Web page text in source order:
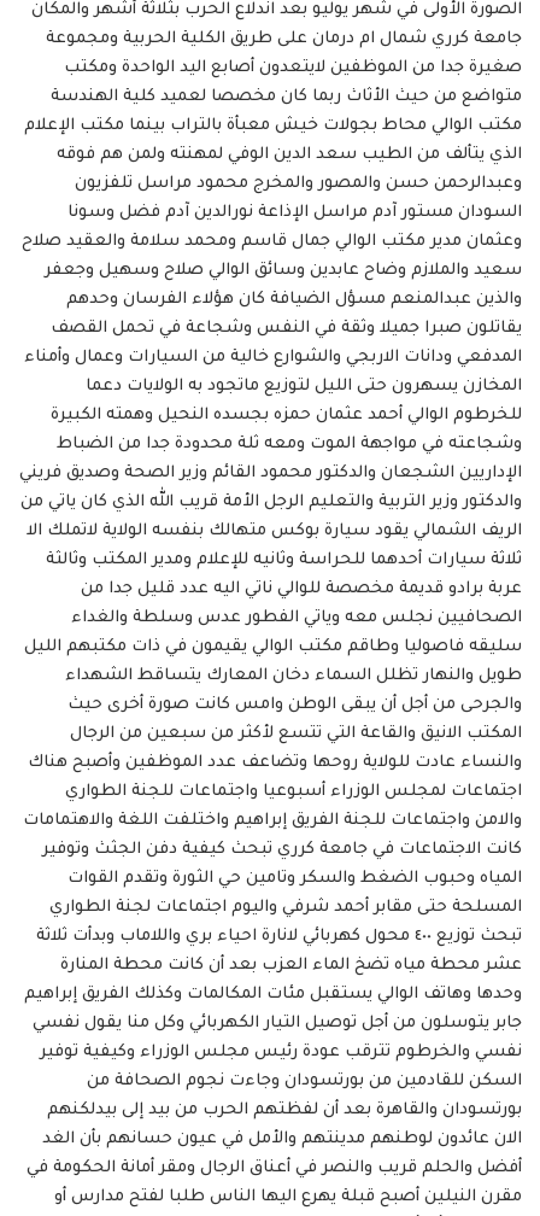
الصورة الأولى في شهر يوليو بعد اندلاع الحرب بثلاثة أشهر والمكان
جامعة كرري شمال ام درمان على طريق الكلية الحربية ومجموعة
صغيرة جدا من الموظفين لايتعدون أصابع اليد الواحدة ومكتب
متواضع من حيث الأثاث ربما كان مخصصا لعميد كلية الهندسة
مكتب الوالي محاط بجولات خيش معبأة بالتراب بينما مكتب الإعلام
الذي يتألف من الطيب سعد الدين الوفي لمهنته ولمن هم فوقه
وعبدالرحمن حسن والمصور والمخرج محمود مراسل تلفزيون
السودان مستور آدم مراسل الإذاعة نورالدين آدم فضل وسونا
وعثمان مدير مكتب الوالي جمال قاسم ومحمد سلامة والعقيد صلاح
سعيد والملازم وضاح عابدين وسائق الوالي صلاح وسهيل وجعفر
والذين عبدالمنعم مسؤل الضيافة كان هؤلاء الفرسان وحدهم
يقاتلون صبرا جميلا وثقة في النفس وشجاعة في تحمل القصف
المدفعي ودانات الاربجي والشوارع خالية من السيارات وعمال وأمناء
المخازن يسهرون حتى الليل لتوزيع ماتجود به الولايات دعما
للخرطوم الوالي أحمد عثمان حمزه بجسده النحيل وهمته الكبيرة
وشجاعته في مواجهة الموت ومعه ثلة محدودة جدا من الضباط
الإداريين الشجعان والدكتور محمود القائم وزير الصحة وصديق فريني
والدكتور وزير التربية والتعليم الرجل الأمة قريب الله الذي كان ياتي من
الريف الشمالي يقود سيارة بوكس متهالك بنفسه الولاية لاتملك الا
ثلاثة سيارات أحدهما للحراسة وثانيه للإعلام ومدير المكتب وثالثة
عربة برادو قديمة مخصصة للوالي ناتي اليه عدد قليل جدا من
الصحافيين نجلس معه وياتي الفطور عدس وسلطة والغداء
سليقه فاصوليا وطاقم مكتب الوالي يقيمون في ذات مكتبهم الليل
طويل والنهار تظلل السماء دخان المعارك يتساقط الشهداء
والجرحى من أجل أن يبقى الوطن وامس كانت صورة أخرى حيث
المكتب الانيق والقاعة التي تتسع لأكثر من سبعين من الرجال
والنساء عادت للولاية روحها وتضاعف عدد الموظفين وأصبح هناك
اجتماعات لمجلس الوزراء أسبوعيا واجتماعات للجنة الطواري
والامن واجتماعات للجنة الفريق إبراهيم واختلفت اللغة والاهتمامات
كانت الاجتماعات في جامعة كرري تبحث كيفية دفن الجثث وتوفير
المياه وحبوب الضغط والسكر وتامين حي الثورة وتقدم القوات
المسلحة حتى مقابر أحمد شرفي واليوم اجتماعات لجنة الطواري
تبحث توزيع ٤٠٠ محول كهربائي لانارة احياء بري واللاماب وبدأت ثلاثة
عشر محطة مياه تضخ الماء العزب بعد أن كانت محطة المنارة
وحدها وهاتف الوالي يستقبل مئات المكالمات وكذلك الفريق إبراهيم
جابر يتوسلون من أجل توصيل التيار الكهربائي وكل منا يقول نفسي
نفسي والخرطوم تترقب عودة رئيس مجلس الوزراء وكيفية توفير
السكن للقادمين من بورتسودان وجاءت نجوم الصحافة من
بورتسودان والقاهرة بعد أن لفظتهم الحرب من بيد إلى بيدلكنهم
الان عائدون لوطنهم مدينتهم والأمل في عيون حسانهم بأن الغد
أفضل والحلم قريب والنصر في أعناق الرجال ومقر أمانة الحكومة في
مقرن النيلين أصبح قبلة يهرع اليها الناس طلبا لفتح مدارس أو